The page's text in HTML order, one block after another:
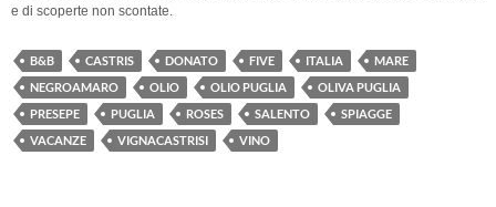
e di scoperte non scontate.
B&B CASTRIS DONATO FIVE ITALIA
MARE
NEGROAMARO
OLIO OLIO PUGLIA
OLIVA PUGLIA
PRESEPE
PUGLIA ROSES SALENTO
SPIAGGE
VACANZE
VIGNACASTRISI VINO